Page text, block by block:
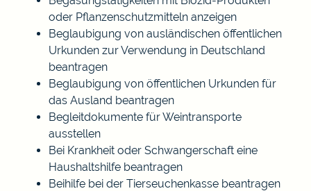
oder Pflanzenschutzmitteln anzeigen
Beglaubigung von ausländischen öffentlichen
Urkunden zur Verwendung in Deutschland
beantragen
Beglaubigung von öffentlichen Urkunden für
das Ausland beantragen
Begleitdokumente für Weintransporte
ausstellen
Bei Krankheit oder Schwangerschaft eine
Haushaltshilfe beantragen
Beihilfe bei der Tierseuchenkasse beantragen